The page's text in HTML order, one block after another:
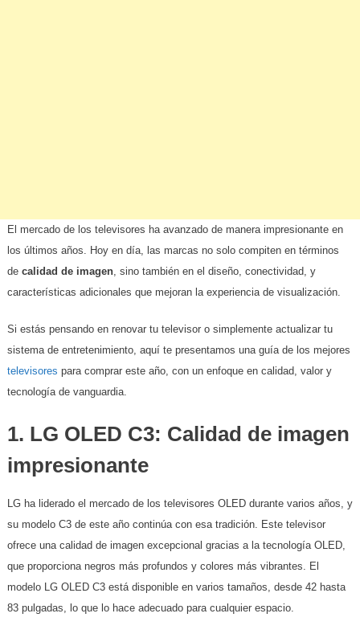
El mercado de los televisores ha avanzado de manera impresionante en
los últimos años. Hoy en día, las marcas no solo compiten en términos
de calidad de imagen, sino también en el diseño, conectividad, y
características adicionales que mejoran la experiencia de visualización.
Si estás pensando en renovar tu televisor o simplemente actualizar tu
sistema de entretenimiento, aquí te presentamos una guía de los mejores
televisores para comprar este año, con un enfoque en calidad, valor y
tecnología de vanguardia.
1. LG OLED C3: Calidad de imagen
impresionante
LG ha liderado el mercado de los televisores OLED durante varios años, y
su modelo C3 de este año continúa con esa tradición. Este televisor
ofrece una calidad de imagen excepcional gracias a la tecnología OLED,
que proporciona negros más profundos y colores más vibrantes. El
modelo LG OLED C3 está disponible en varios tamaños, desde 42 hasta
83 pulgadas, lo que lo hace adecuado para cualquier espacio.